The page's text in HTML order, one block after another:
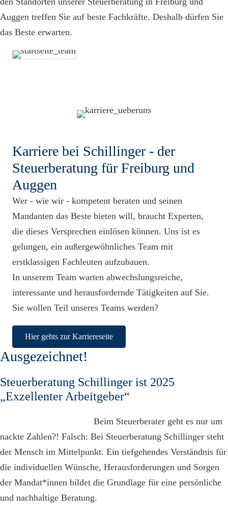
Auggen treffen Sie auf beste Fachkräfte. Deshalb dürfen Sie
das Beste erwarten.
Karriere bei Schillinger - der
Steuerberatung für Freiburg und
Auggen
Wer - wie wir - kompetent beraten und seinen
Mandanten das Beste bieten will, braucht Experten,
die dieses Versprechen einlösen können. Uns ist es
gelungen, ein außergewöhnliches Team mit
erstklassigen Fachleuten aufzubauen.
In unserem Team warten abwechslungsreiche,
interessante und herausfordernde Tätigkeiten auf Sie.
Sie wollen Teil unseres Teams werden?
Hier gehts zur Karriereseite
Ausgezeichnet!
Steuerberatung Schillinger ist 2025
„Exzellenter Arbeitgeber“
Beim Steuerberater geht es nur um
nackte Zahlen?! Falsch: Bei Steuerberatung Schillinger steht
der Mensch im Mittelpunkt. Ein tiefgehendes Verständnis für
die individuellen Wünsche, Herausforderungen und Sorgen
der Mandat*innen bildet die Grundlage für eine persönliche
und nachhaltige Beratung.